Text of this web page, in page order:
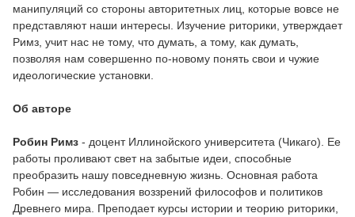
манипуляций со стороны авторитетных лиц, которые вовсе не
представляют наши интересы. Изучение риторики, утверждает
Римз, учит нас не тому, что думать, а тому, как думать,
позволяя нам совершенно по-новому понять свои и чужие
идеологические установки.
Об авторе
Робин Римз - доцент Иллинойского университета (Чикаго). Ее
работы проливают свет на забытые идеи, способные
преобразить нашу повседневную жизнь. Основная работа
Робин — исследования воззрений философов и политиков
Древнего мира. Преподает курсы истории и теорию риторики,